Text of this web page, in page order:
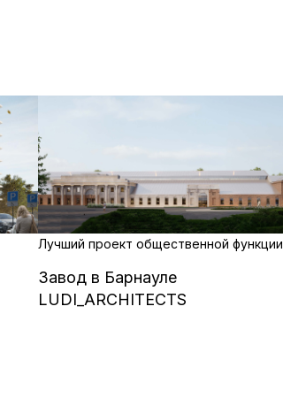
Лучший проект общественной функции
Завод в Барнауле
LUDI_ARCHITECTS